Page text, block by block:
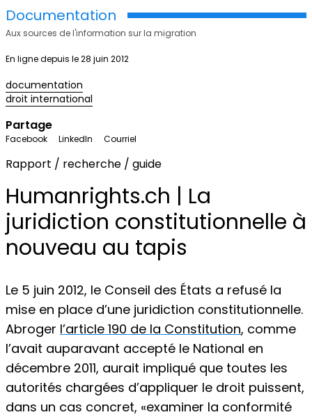
Documentation
Aux sources de l'information sur la migration
En ligne depuis le 28 juin 2012
documentation
droit international
Partage
Facebook LinkedIn Courriel
Rapport / recherche / guide
Humanrights.ch | La
juridiction constitutionnelle à
nouveau au tapis
Le 5 juin 2012, le Conseil des États a refusé la
mise en place d’une juridiction constitutionnelle.
Abroger l’article 190 de la Constitution, comme
l’avait auparavant accepté le National en
décembre 2011, aurait impliqué que toutes les
autorités chargées d’appliquer le droit puissent,
dans un cas concret, «examiner la conformité